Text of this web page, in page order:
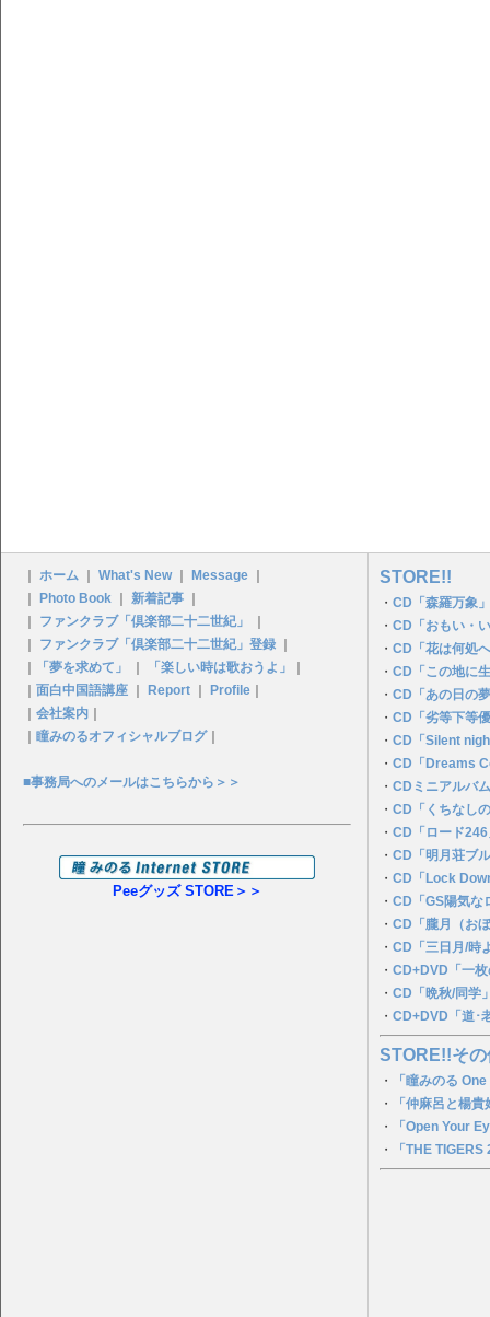
ホーム What's New｜ Message
Photo Book 新着記事
ファンクラブ「倶楽部二十二世紀」
ファンクラブ「倶楽部二十二世紀」登録
「夢を求めて」 「楽しい時は歌おうよ」
面白中国語講座 Report Profile
会社案内
瞳みのるオフィシャルブログ｜
■事務局へのメールはこちらから＞＞
Peeグッズ STORE＞＞
STORE!!
・ CD「森羅万象
・ CD「おもい・
・ CD「花は何処
・ CD「この地に
・ CD「あの日の
・ CD「劣等下等
・ CD「Silent
・ CD「Dreams
・ CDミニアルバ
・ CD「くちなし
・ CD「ロード246
・ CD「明月荘ブ
・ CD「Lock
・ CD「GS陽気な
・ CD「朧月（お
・ CD「三日月/時
・ CD+DVD「一
・ CD「晩秋/同学
・ CD+DVD「道･
STORE!!そ
・
「瞳みのる
・
「仲麻呂と楊
・
「Open Your
・
「THE